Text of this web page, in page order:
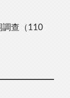
調查（110